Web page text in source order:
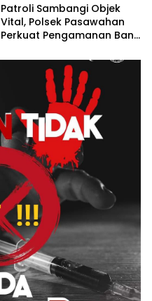
Patroli Sambangi Objek
Vital, Polsek Pasawahan
Perkuat Pengamanan Bank
Kejahatan